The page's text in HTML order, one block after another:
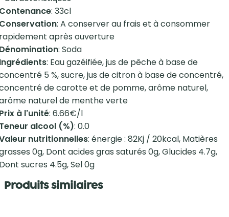
: 33cl
: A conserver au frais et à consommer
après ouverture
: Soda
: Eau gazéifiée, jus de pêche à base de
5 %, sucre, jus de citron à base de concentré,
de carotte et de pomme, arôme naturel,
naturel de menthe verte
à l'unité: 6.66€/l
alcool (%): 0.0
nutritionnelles: énergie : 82Kj / 20kcal, Matières
0g, Dont acides gras saturés 0g, Glucides 4.7g,
sucres 4.5g, Sel 0g
Produits similaires